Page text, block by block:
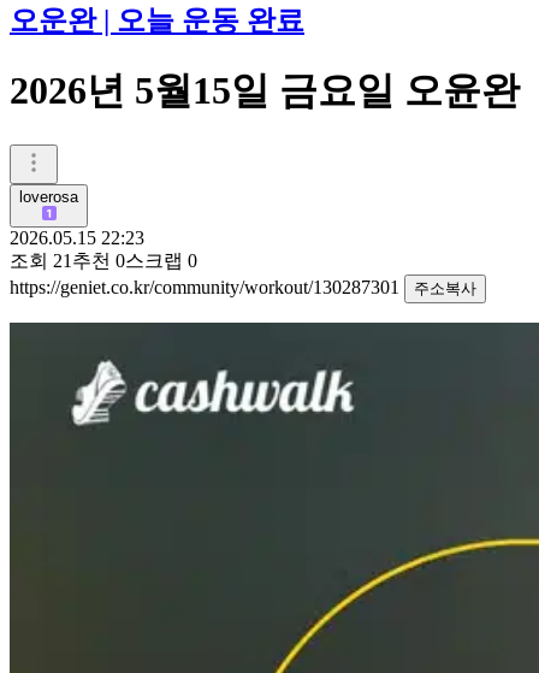
오운완 | 오늘 운동 완료
2026년 5월15일 금요일 오윤완
loverosa
2026.05.15 22:23
조회 21 추천 0스크랩 0
https://geniet.co.kr/community/workout/130287301
주소복사